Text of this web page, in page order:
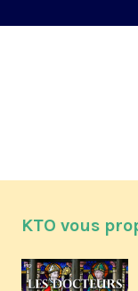
KTO vous